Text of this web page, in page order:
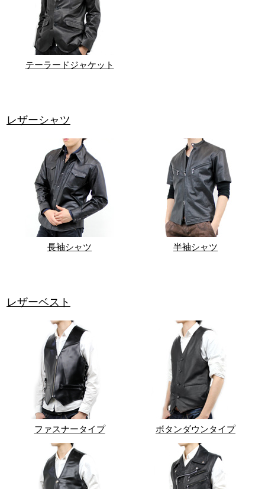
テーラードジャケット
レザーシャツ
長袖シャツ 半袖シャツ
レザーベスト
ファスナータイプ ボタンダウンタイプ